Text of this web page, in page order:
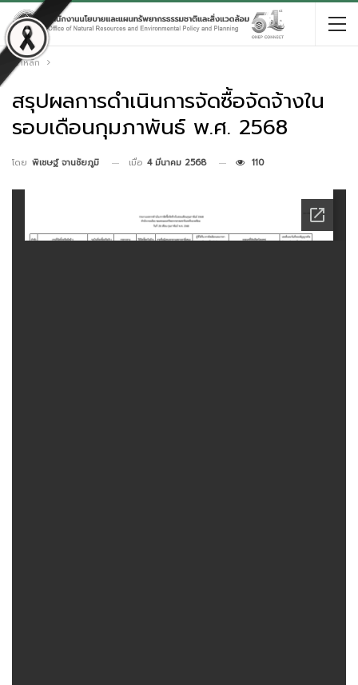
หน้าหลัก
สรุปผลการดำเนินการจัดซื้อจัดจ้างใน
รอบเดือนกุมภาพันธ์ พ.ศ. 2568
โดย พิเชษฐ์ จานชัยภูมิ เมื่อ 4 มีนาคม 2568 110